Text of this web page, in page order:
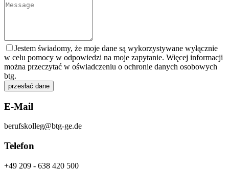
Jestem świadomy, że moje dane są wykorzystywane wyłącznie
w celu pomocy w odpowiedzi na moje zapytanie. Więcej informacji
można przeczytać w oświadczeniu o ochronie danych osobowych
btg.
przesłać dane
E-Mail
berufskolleg@btg-ge.de
Telefon
+49 209 - 638 420 500